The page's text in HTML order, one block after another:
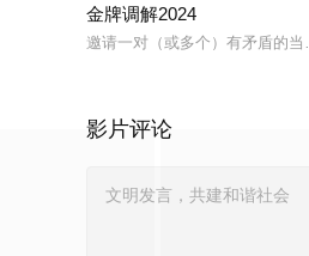
金牌调解2024
邀请一对（或多个）有矛盾的
影片评论